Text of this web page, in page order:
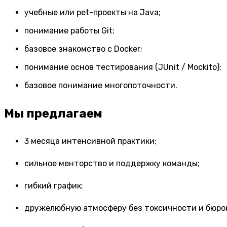
учебные или pet-проекты на Java;
понимание работы Git;
базовое знакомство с Docker;
понимание основ тестирования (JUnit / Mockito);
базовое понимание многопоточности.
Мы предлагаем
3 месяца интенсивной практики;
сильное менторство и поддержку команды;
гибкий график;
дружелюбную атмосферу без токсичности и